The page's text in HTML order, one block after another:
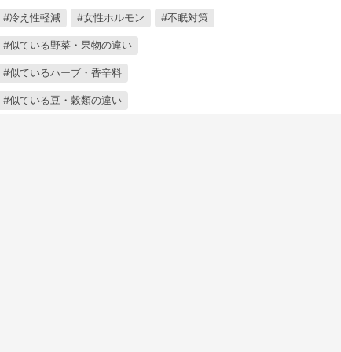
冷え性軽減 女性ホルモン 不眠対策
似ている野菜・果物の違い
似ているハーブ・香辛料
似ている豆・穀類の違い